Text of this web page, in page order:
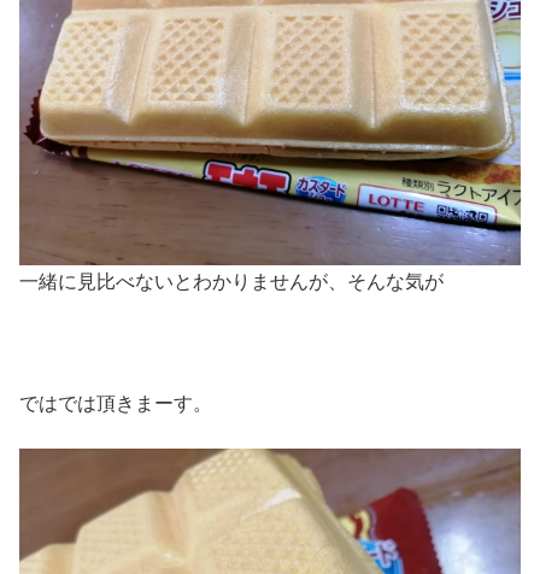
一緒に見比べないとわかりませんが、そんな気が
ではでは頂きまーす。